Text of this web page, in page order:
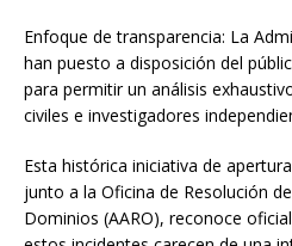
Enfoque de transparencia: La
han puesto a disposición del
para permitir un análisis
civiles e investigadores
Esta histórica iniciativa de
junto a la Oficina de Resolución
Dominios (AARO), reconoce